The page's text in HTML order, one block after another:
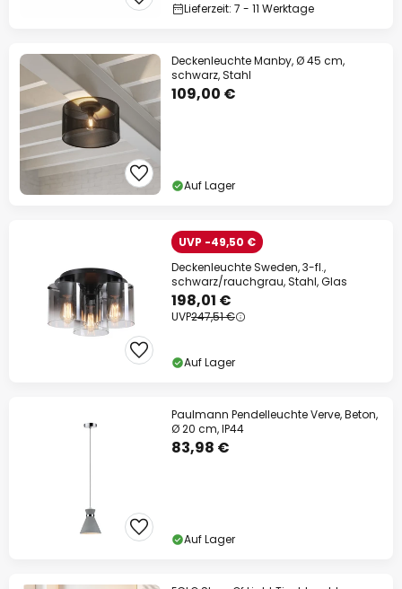
Lieferzeit: 7 - 11 Werktage
Deckenleuchte Manby, Ø 45 cm,
schwarz, Stahl
109,00 €
Auf Lager
UVP -49,50 €
Deckenleuchte Sweden, 3-fl.,
schwarz/rauchgrau, Stahl, Glas
198,01 €
UVP247,51 €
Auf Lager
Paulmann Pendelleuchte Verve, Beton,
Ø 20 cm, IP44
83,98 €
Auf Lager